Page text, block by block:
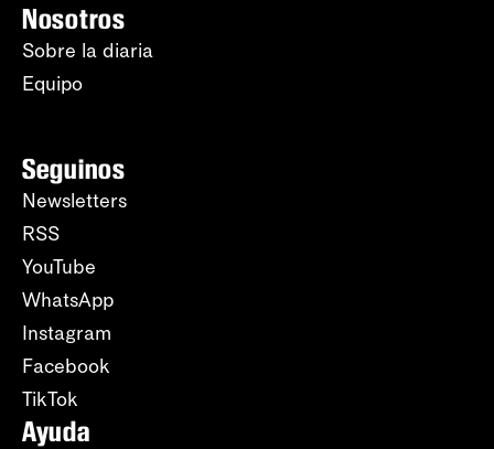
Nosotros
Sobre la diaria
Equipo
Seguinos
Newsletters
RSS
YouTube
WhatsApp
Instagram
Facebook
TikTok
Ayuda